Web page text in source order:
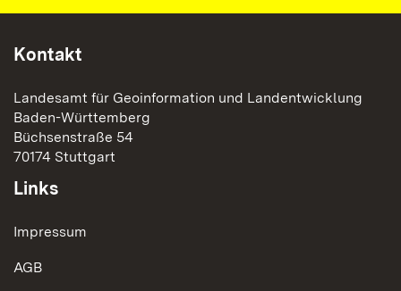
Kontakt
Landesamt für Geoinformation und Landentwicklung
Baden-Württemberg
Büchsenstraße 54
70174 Stuttgart
Links
Impressum
AGB